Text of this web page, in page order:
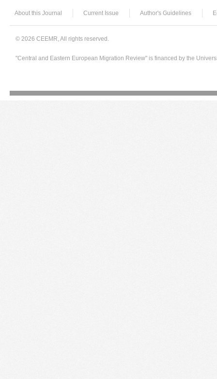
About this Journal Current Issue Author's Guidelines
© 2026 CEEMR, All rights reserved.
"Central and Eastern European Migration Review" is financed by the